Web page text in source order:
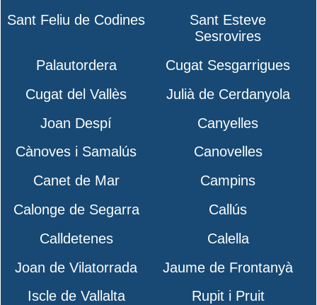
Sant Feliu de Codines
Sant Esteve
Sesrovires
Palautordera
Cugat Sesgarrigues
Cugat del Vallès
Julià de Cerdanyola
Joan Despí
Canyelles
Cànoves i Samalús
Canovelles
Canet de Mar
Campins
Calonge de Segarra
Callús
Calldetenes
Calella
Joan de Vilatorrada
Jaume de Frontanyà
Iscle de Vallalta
Rupit i Pruit